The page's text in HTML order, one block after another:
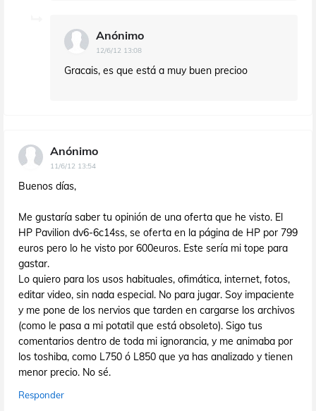
Anónimo
12/6/12 13:08
Gracais, es que está a muy buen precioo
Anónimo
11/6/12 13:54
Buenos días,
Me gustaría saber tu opinión de una oferta que he visto. El
HP Pavilion dv6-6c14ss, se oferta en la página de HP por 799
euros pero lo he visto por 600euros. Este sería mi tope para
gastar.
Lo quiero para los usos habituales, ofimática, internet, fotos,
editar video, sin nada especial. No para jugar. Soy impaciente
y me pone de los nervios que tarden en cargarse los archivos
(como le pasa a mi potatil que está obsoleto). Sigo tus
comentarios dentro de toda mi ignorancia, y me animaba por
los toshiba, como L750 ó L850 que ya has analizado y tienen
menor precio. No sé.
Responder